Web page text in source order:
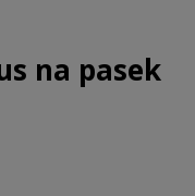
na pasek